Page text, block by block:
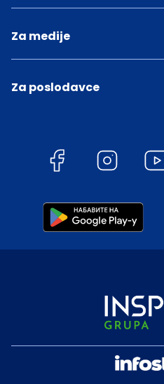
Za medije
Za poslodavce